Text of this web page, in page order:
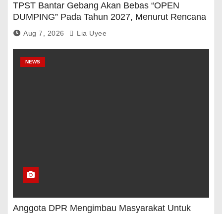
TPST Bantar Gebang Akan Bebas “OPEN
DUMPING” Pada Tahun 2027, Menurut Rencana
Pemerintah
Aug 7, 2026 Lia Uyee
NEWS
Anggota DPR Mengimbau Masyarakat Untuk